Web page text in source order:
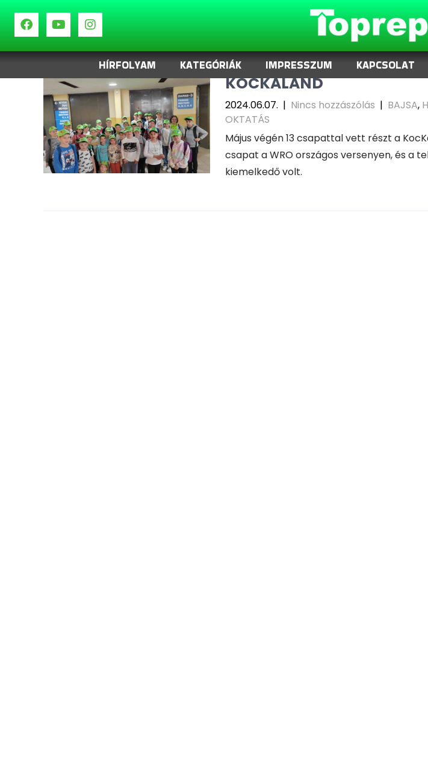
HÍRFOLYAM KATEGÓRIÁK IMPRESSZUM KAPCSOLAT
Címke:KocKaland
KIEMELKEDŐ
KOCKALAND
2024.06.07. | Nincs hozzászólás | BAJSA,
OKTATÁS
Május végén 13 csapattal vett részt a
csapat a WRO országos versenyen, és a
kiemelkedő volt.